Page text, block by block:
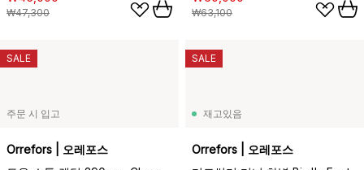
₩47,300 ₩63,100
주문 시 입고
Orrefors | 오레포스
SALE
재고있음
Orrefors | 오레포스
SALE